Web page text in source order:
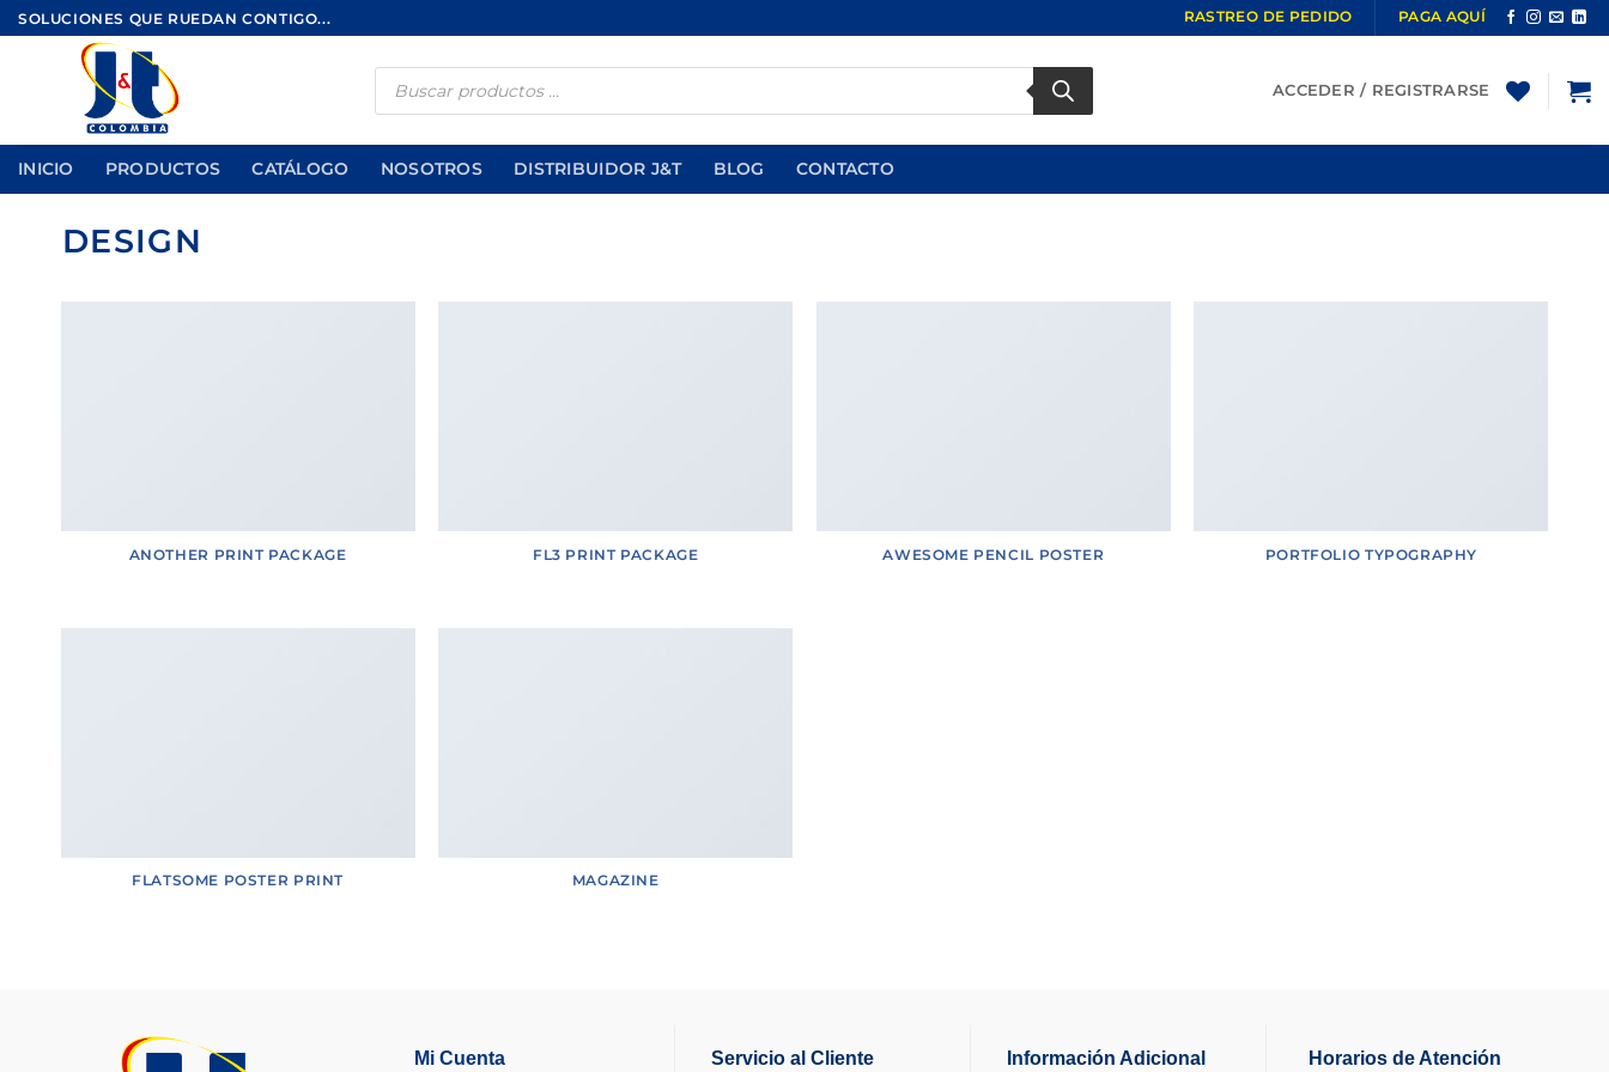
Saltar
al
contenido
SOLUCIONES QUE RUEDAN CONTIGO... RASTREO DE PEDIDO PAGA AQUÍ
Búsqueda
ACCEDER / REGISTRARSE
INICIO PRODUCTOS CATÁLOGO NOSOTROS DISTRIBUIDOR J&T BLOG CONTACTO
DESIGN
ANOTHER PRINT PACKAGE FL3 PRINT PACKAGE AWESOME PENCIL POSTER PORTFOLIO TYPOGRAPHY
FLATSOME POSTER PRINT MAGAZINE
Mi Cuenta Servicio al Cliente Información Adicional Horarios de Atención